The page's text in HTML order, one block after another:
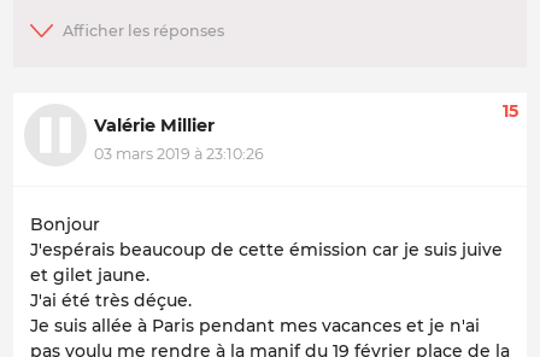
Valérie Millier
03 mars 2019 à 23:10:26
15
Bonjour
J'espérais beaucoup de cette émission car je suis juive
et gilet jaune.
J'ai été très déçue.
Je suis allée à Paris pendant mes vacances et je n'ai
pas voulu me rendre à la manif du 19 février place de la